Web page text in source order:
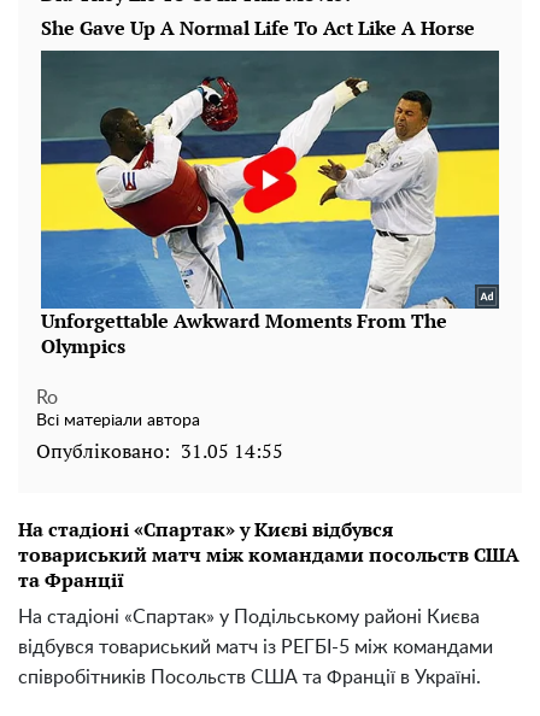
Ro
Всі матеріали автора
Опубліковано: 31.05 14:55
На стадіоні «Спартак» у Києві відбувся
товариський матч між командами посольств США
та Франції
На стадіоні «Спартак» у Подільському районі Києва
відбувся товариський матч із РЕГБІ-5 між командами
співробітників Посольств США та Франції в Україні.